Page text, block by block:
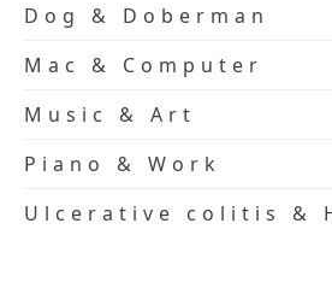
Dog & Doberman
Mac & Computer
Music & Art
Piano & Work
Ulcerative colitis &